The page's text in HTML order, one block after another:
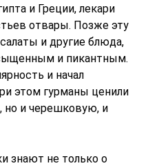
и Греции, лекари
отвары. Позже эту
и другие блюда,
и пикантным.
и начал
этом гурманы ценили
но и черешковую, и
знают не только о